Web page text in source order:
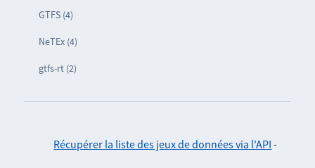
GTFS (4)
NeTEx (4)
gtfs-rt (2)
Récupérer la liste des jeux de données via l'API -